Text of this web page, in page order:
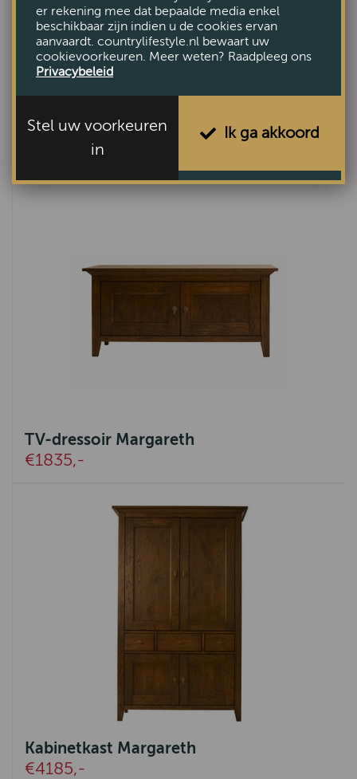
Salontafel Maru
TV-dressoir Margareth
€1835,-
Kabinetkast Margareth
€4185,-
er rekening mee dat bepaalde media enkel
beschikbaar zijn indien u de cookies ervan
aanvaardt. countrylifestyle.nl bewaart uw
cookievoorkeuren. Meer weten? Raadpleeg ons
Privacybeleid
Stel uw voorkeuren
in
Ik ga akkoord